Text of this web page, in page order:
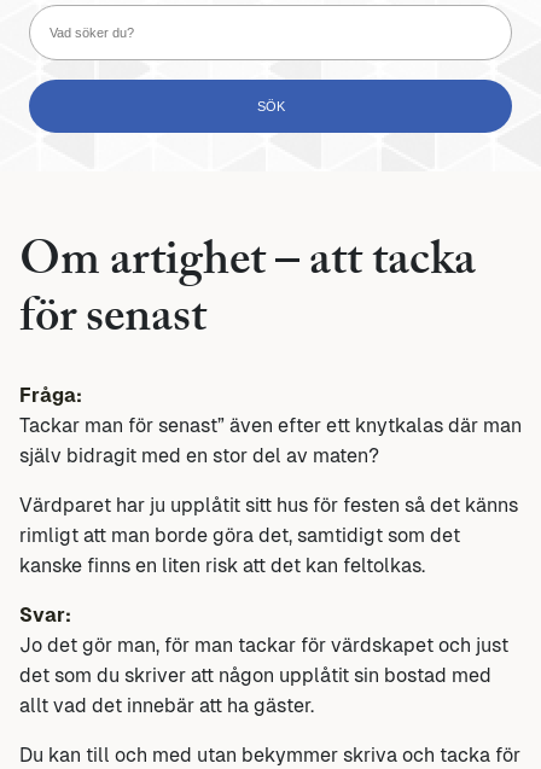
Om artighet – att tacka
för senast
Fråga:
Tackar man för senast” även efter ett knytkalas där man
själv bidragit med en stor del av maten?
Värdparet har ju upplåtit sitt hus för festen så det känns
rimligt att man borde göra det, samtidigt som det
kanske finns en liten risk att det kan feltolkas.
Svar:
Jo det gör man, för man tackar för värdskapet och just
det som du skriver att någon upplåtit sin bostad med
allt vad det innebär att ha gäster.
Du kan till och med utan bekymmer skriva och tacka för